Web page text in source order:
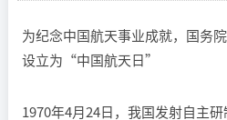
为纪念中国航天事业成就，国务
设立为“中国航天日”
1970年4月24日，我国发射自主